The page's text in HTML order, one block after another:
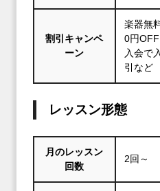
割引キャンペ
ーン
楽器無
0円
入会で
引など
レッスン形態
月のレッスン
回数
2回～